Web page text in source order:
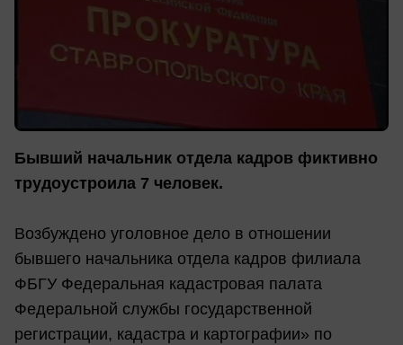
Бывший начальник отдела кадров фиктивно
трудоустроила 7 человек.
Возбуждено уголовное дело в отношении
бывшего начальника отдела кадров филиала
ФБГУ Федеральная кадастровая палата
Федеральной службы государственной
регистрации, кадастра и картографии» по